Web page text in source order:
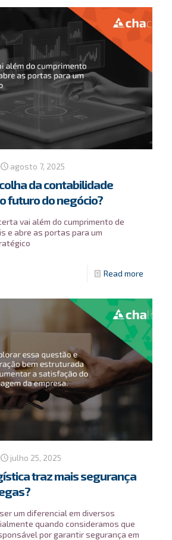
agosto 7, 2025
da contabilidade
futuro do negócio?
vai além do cumprimento de
e abre as portas para um
Read more
julho 25, 2025
traz mais segurança
um diferencial em diversos
quando consideramos que
por garantir segurança em